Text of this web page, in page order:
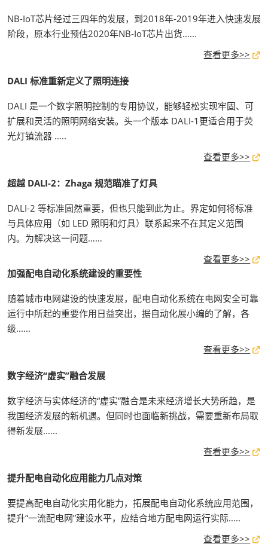
NB-IoT芯片经过三四年的发展，到2018年-2019年进入快速发展
阶段，原本行业预估2020年NB-IoT芯片出货......
查看更多>>
DALI 标准重新定义了照明连接
DALI 是一个数字照明控制的专用协议，能够轻松实现牢固、可
扩展和灵活的照明网络安装。头一个版本 DALI-1更适合用于荧
光灯镇流器 .....
查看更多>>
超越 DALI-2：Zhaga 规范瞄准了灯具
DALI-2 等标准固然重要，但也只能到此为止。界定如何将标准
与具体应用（如 LED 照明和灯具）联系起来不在其定义范围
内。为解决这一问题……
查看更多>>
加强配电自动化系统建设的重要性
随着城市电网建设的快速发展，配电自动化系统在电网安全可靠
运行中所起的重要作用日益突出，据自动化展小编的了解，各
级......
查看更多>>
数字经济“虚实”融合发展
数字经济与实体经济的“虚实”融合是未来经济增长大势所趋，是
我国经济发展的新机遇。但同时也面临新挑战，需要重新布局取
得新发展......
查看更多>>
提升配电自动化应用能力几点对策
要提高配电自动化实用化能力，拓展配电自动化系统应用范围，
提升“一流配电网”建设水平，应结合地方配电网运行实际.....
查看更多>>